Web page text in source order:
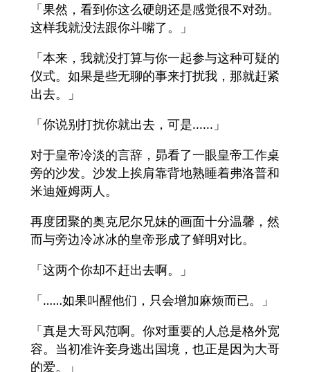
「果然，看到你这么硬朗还是感觉很不对劲。
这样我就没法跟你斗嘴了。」
「本来，我就没打算与你一起参与这种可疑的
仪式。如果是些无聊的事来打扰我，那就赶紧
出去。」
「你说别打扰你就出去，可是......」
对于皇帝冷淡的言辞，昴看了一眼皇帝工作桌
旁的沙发。沙发上挨肩靠背地熟睡着弗洛普和
米迪娅姆两人。
再度团聚的奥克尼尔兄妹的画面十分温馨，然
而与旁边冷冰冰的皇帝形成了鲜明对比。
「这两个你却不赶出去啊。」
「……如果叫醒他们，只会增加麻烦而已。」
「真是大哥风范啊。你对重要的人总是格外宽
容。当初准许妾身逃出国境，也正是因为大哥
的爱。」